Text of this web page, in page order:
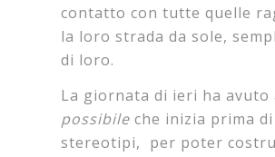
contatto con tutte quelle
la loro strada da sole,
di loro.
La giornata di ieri ha
possibile che inizia prima
stereotipi, per poter